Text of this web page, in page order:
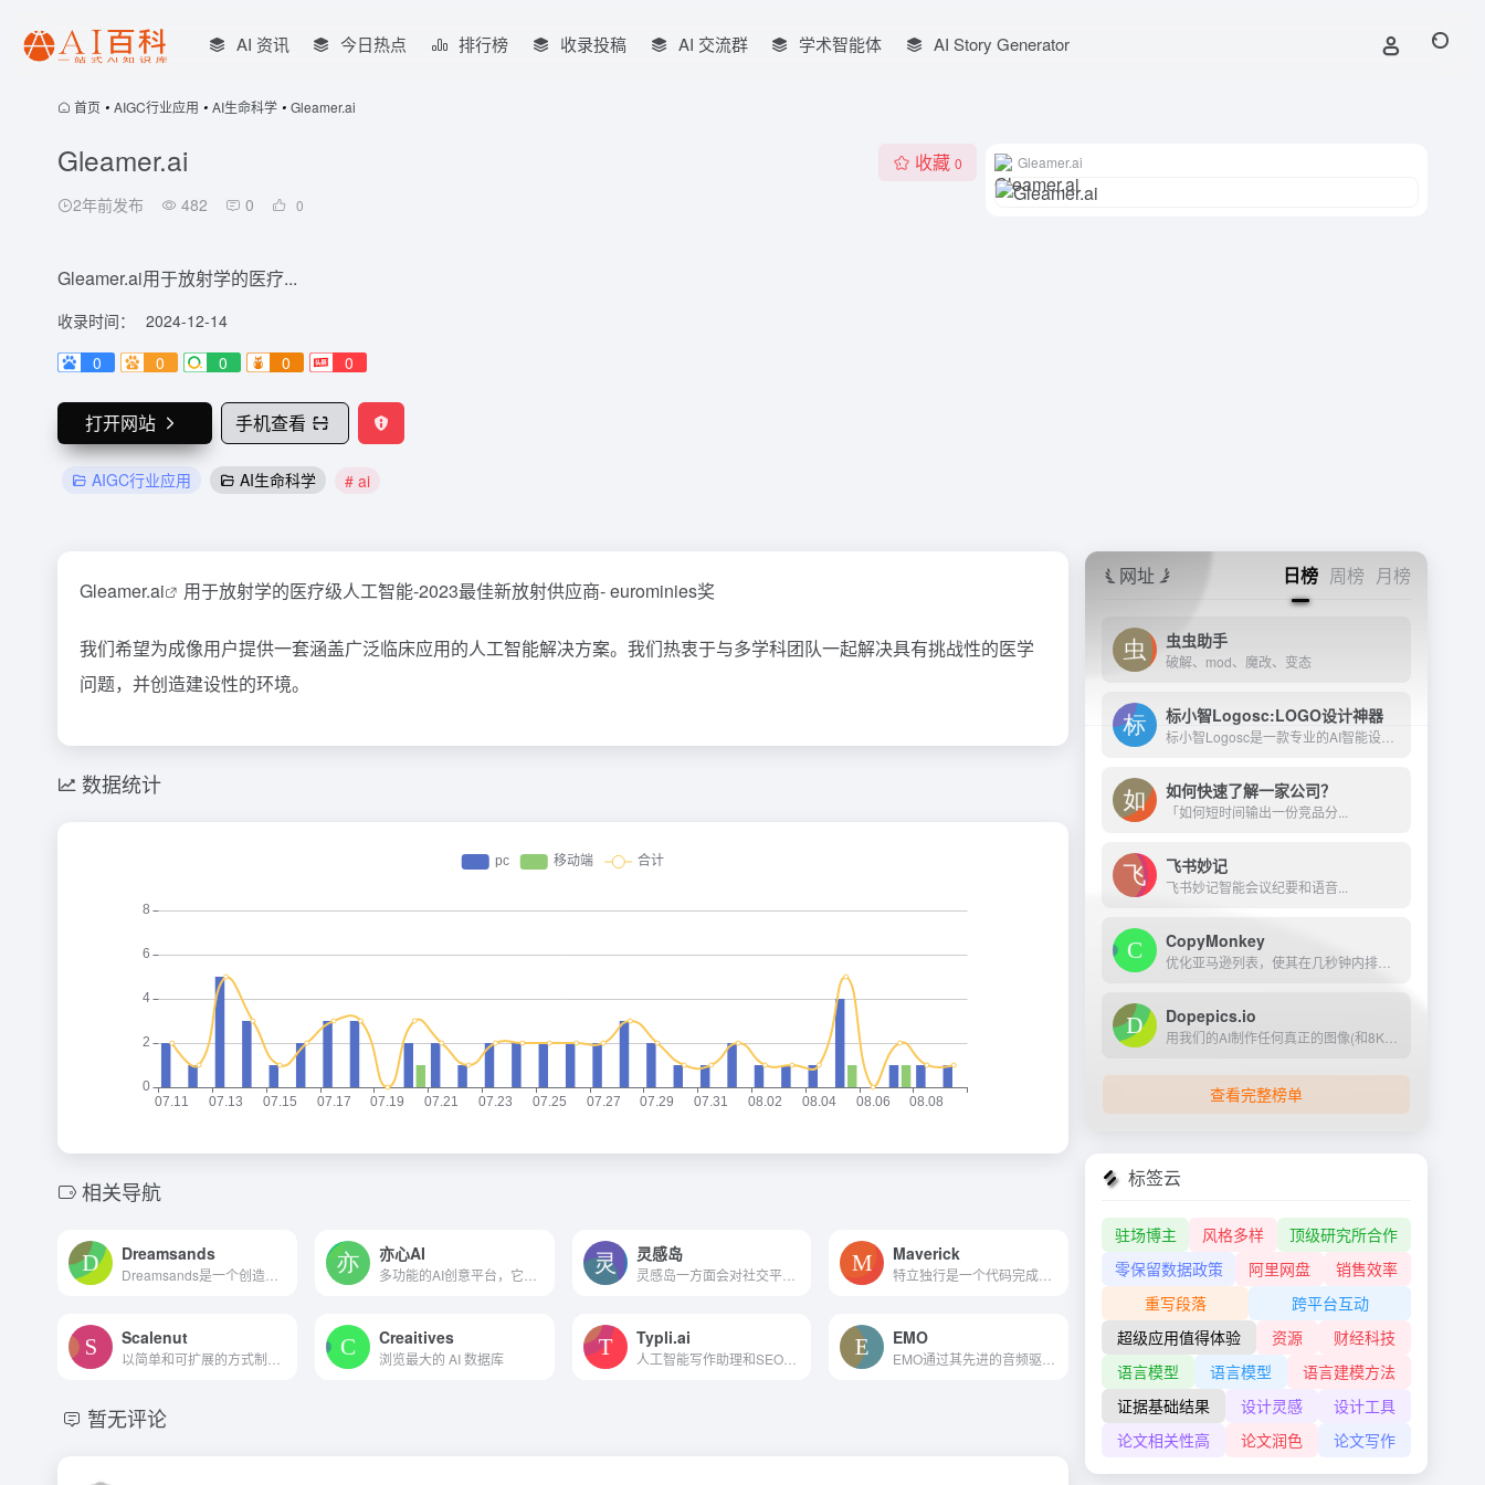
AI 资讯 今日热点 排行榜 收录投稿 AI 交流群 学术智能体 AI Story Generator
首页 • AIGC行业应用 • AI生命科学 • Gleamer.ai
Gleamer.ai
2年前发布 482 0 0
收藏 0
Gleamer.ai用于放射学的医疗...
收录时间：
2024-12-14
0
0 0 0 0
打开网站 手机查看
AIGC行业应用 AI生命科学 # ai
Gleamer.ai
Gleamer.ai 用于放射学的医疗级人工智能-2023最佳新放射供应商- eurominies奖
我们希望为成像用户提供一套涵盖广泛临床应用的人工智能解决方案。我们热衷于与多学科团队一起解决具有挑战性的医学
问题，并创造建设性的环境。
数据统计
相关导航
Dreamsands 亦心AI 灵感岛
灵感岛一方面会对社交平台的热门内容进行全面分析，圈定流量密码，为自媒体创作者提供爆文创作灵感，同时依托海量的中文语料库训练数据和智能化的自然语言处理技术，预设30余种国...
Maverick
Scalenut Creaitives
浏览最大的 AI 数据库
Typli.ai
人工智能写作助理和SEO检查创建长形式的内容和营销副本在几分钟内。
EMO
暂无评论
网址 日榜 周榜 月榜
虫虫助手
破解、mod、魔改、变态
标小智Logosc:LOGO设计神器
如何快速了解一家公司？
「如何短时间输出一份竞品分...
飞书妙记
飞书妙记智能会议纪要和语音...
CopyMonkey
Dopepics.io
查看完整榜单
标签云
驻场博主 风格多样
顶级研究所合作
零保留数据政策
阿里网盘
销售效率
重写段落
跨平台互动
超级应用值得体验
资源
财经科技
语言模型
语言模型
语言建模方法
证据基础结果
设计灵感
设计工具
论文相关性高
论文润色 论文写作